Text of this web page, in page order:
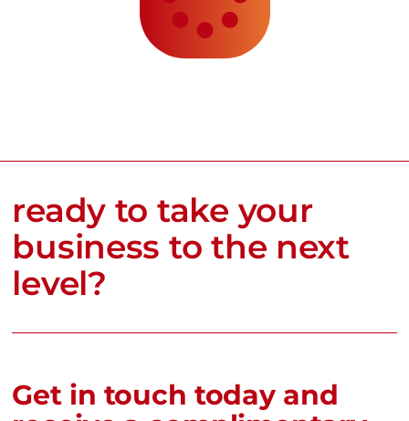
ready to take your
business to the next
level?
Get in touch today and